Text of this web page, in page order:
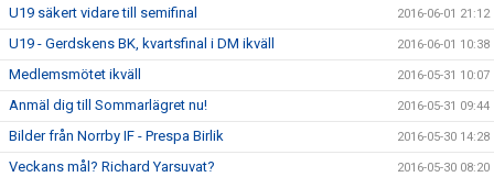
U19 säkert vidare till semifinal 2016-06-01 21:12
U19 - Gerdskens BK, kvartsfinal i DM ikväll 2016-06-01 10:38
Medlemsmötet ikväll 2016-05-31 10:07
Anmäl dig till Sommarlägret nu! 2016-05-31 09:44
Bilder från Norrby IF - Prespa Birlik 2016-05-30 14:28
Veckans mål? Richard Yarsuvat? 2016-05-30 08:20